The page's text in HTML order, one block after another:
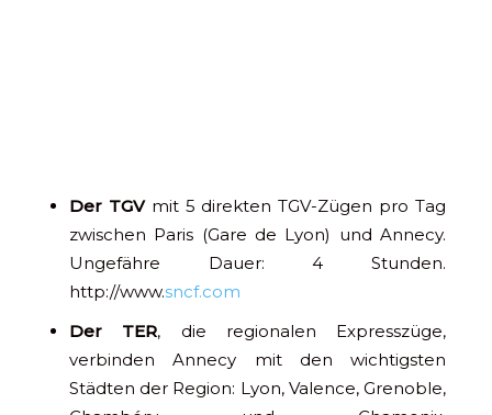
Der TGVmit 5 direkten TGV-Zügen pro Tag
zwischen Paris (Gare de Lyon) und Annecy.
Ungefähre Dauer: 4 Stunden.
http://www.sncf.com
Der TER, die regionalen Expresszüge,
verbinden Annecy mit den wichtigsten
Städten der Region: Lyon, Valence, Grenoble,